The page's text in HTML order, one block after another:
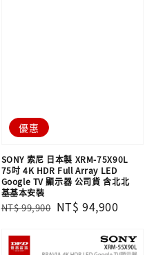
優惠
SONY 索尼 日本製 XRM-75X90L
75吋 4K HDR Full Array LED
Google TV 顯示器 公司貨 含北北
基基本安裝
Regular
NT$ 99,900 Sale
NT$ 94,900